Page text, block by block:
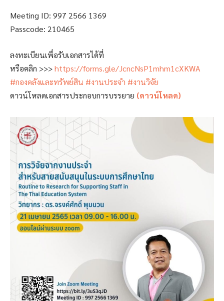
Meeting ID: 997 2566 1369
Passcode: 210465
ลงทะเบียนเพื่อรับเอกสารได้ที่
หรือคลิก >>>https://forms.gle/JcncNsP1mhm1cXKWA
#กองคลังและทรัพย์สิน #งานประจำ #งานวิจัย
ดาวน์โหลดเอกสารประกอบการบรรยาย (ดาวน์โหลด)